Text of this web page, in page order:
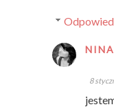
NINA
8